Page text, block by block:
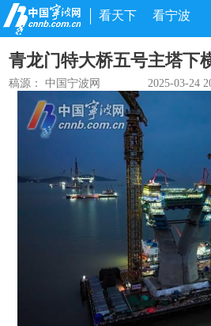
看天下 看宁波
青龙门特大桥五号主塔下
稿源： 中国宁波网 2025-03-24